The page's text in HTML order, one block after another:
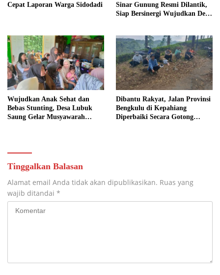
Cepat Laporan Warga Sidodadi
Sinar Gunung Resmi Dilantik,
Siap Bersinergi Wujudkan Desa
Wujudkan Anak Sehat dan
Bebas Stunting, Desa Lubuk
Saung Gelar Musyawarah
Dibantu Rakyat, Jalan Provinsi
Bengkulu di Kepahiang
Diperbaiki Secara Gotong
Tinggalkan Balasan
Alamat email Anda tidak akan dipublikasikan. Ruas yang
wajib ditandai *